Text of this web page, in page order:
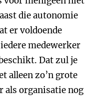
die autonomie
er voldoende
medewerker
Dat zul je
alleen zo’n grote
als organisatie nog